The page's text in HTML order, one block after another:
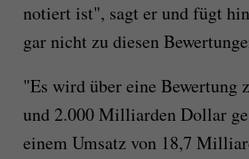
notiert ist", sagt er und fügt
gar nicht zu diesen
"Es wird über eine Bewertung
und 2.000 Milliarden Dollar
einem Umsatz von 18,7